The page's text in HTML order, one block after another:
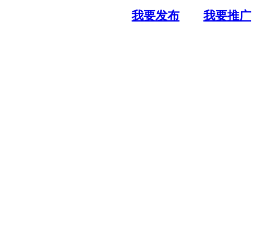
我要发布 我要推广